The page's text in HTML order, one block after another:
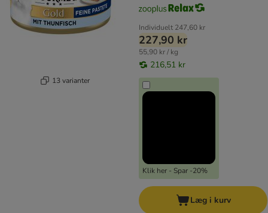
13 varianter
Individuelt 247,60 kr
227,90 kr
55,90 kr / kg
216,51 kr
Klik her - Spar -20%
Læg i kurv